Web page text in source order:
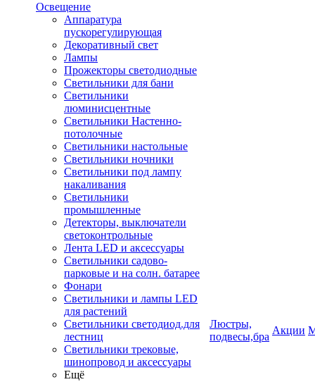
Освещение
Аппаратура
пускорегулирующая
Декоративный свет
Лампы
Прожекторы светодиодные
Светильники для бани
Светильники
люминисцентные
Светильники Настенно-
потолочные
Светильники настольные
Светильники ночники
Светильники под лампу
накаливания
Светильники
промышленные
Детекторы, выключатели
светоконтрольные
Лента LED и аксессуары
Светильники садово-
парковые и на солн. батарее
Фонари
Светильники и лампы LED
для растений
Светильники светодиод.для
лестниц
Светильники трековые,
шинопровод и аксессуары
Ещё
Люстры,
подвесы,бра
Акции